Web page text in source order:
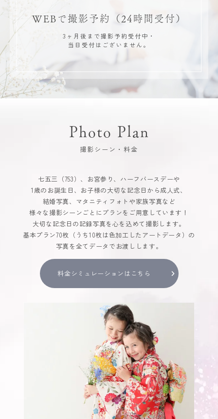
WEBで撮影予約 （24時間受付）
3ヶ月後まで撮影予約受付中・
当日受付はございません。
Photo Plan
撮影シーン・料金
七五三（753）、お宮参り、ハーフバースデーや
1歳のお誕生日、お子様の大切な記念日から成人式、
結婚写真、マタニティフォトや家族写真など
様々な撮影シーンごとにプランをご用意しています！
大切な記念日の記録写真を心を込めて撮影します。
基本プラン70枚（うち10枚は色加工したアートデータ）の
写真を全てデータでお渡しします。
料金シミュレーションはこちら